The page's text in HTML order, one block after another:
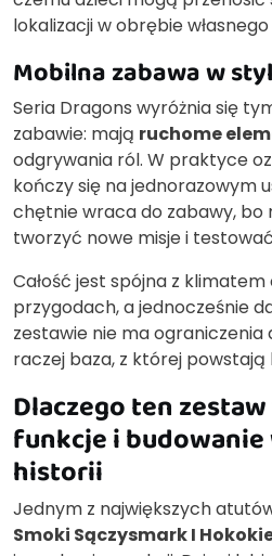
lokalizacji w obrębie
Mobilna zabawa w
Seria Dragons wyróżnia się
zabawie: mają ruchome
odgrywania ról. W praktyce
kończy się na jednorazowym
chętnie wraca do zabawy, bo
tworzyć nowe misje i
Całość jest spójna z
przygodach, a jednocześnie
zestawie nie ma
raczej baza, z której powstają
Dlaczego ten zestaw
funkcje i budowanie
historii
Jednym z największych
Smoki Sączysmark I